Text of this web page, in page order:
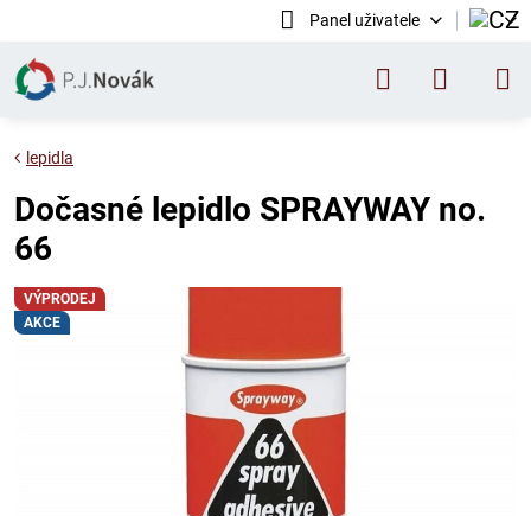
Panel uživatele
VÝPRODEJ
AKCE
lepidla
Dočasné lepidlo SPRAYWAY no.
66